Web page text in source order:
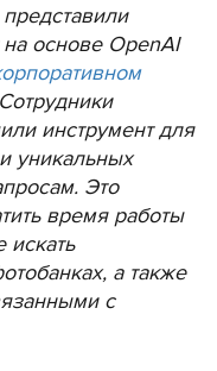
основе OpenAI
инструмент для
уникальных
Это
время работы
а также
с